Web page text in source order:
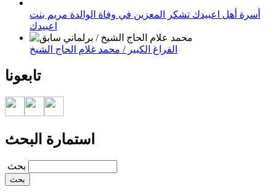
أسرة أهل اعبيدك تشكر المعزين في وفاة الوالدة مريم بنت
اعبيدك
الفراغ الكبير / محمد غلام الحاج الشيخ
تابعونا
استمارة البحث
‏بحث ‏